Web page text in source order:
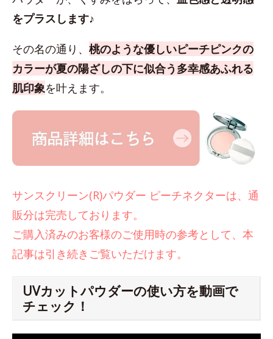
をプラスします♪
その名の通り、 桃のような優しいピーチピンクの
カラーが夏の陽ざしの下に似合う多幸感あふれる
肌印象を叶えます。
サンスクリーン(R)パウダー ピーチネクターは、通
販分は完売しております。
ご購入済みのお客様のご使用時の参考として、本
記事は引き続きご覧いただけます。
UVカットパウダーの使い方を動画で
チェック！